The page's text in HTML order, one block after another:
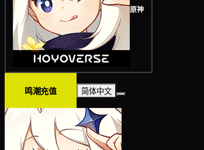
原神
鸣潮充值 简体中文